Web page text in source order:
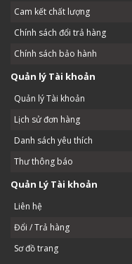
Cam kết chất lượng
Chính sách đổi trả hàng
Chính sách bảo hành
Quản lý Tài khoản
Quản lý Tài khoản
Lịch sử đơn hàng
Danh sách yêu thích
Thư thông báo
Quản Lý Tài khoản
Liên hệ
Đổi / Trả hàng
Sơ đồ trang